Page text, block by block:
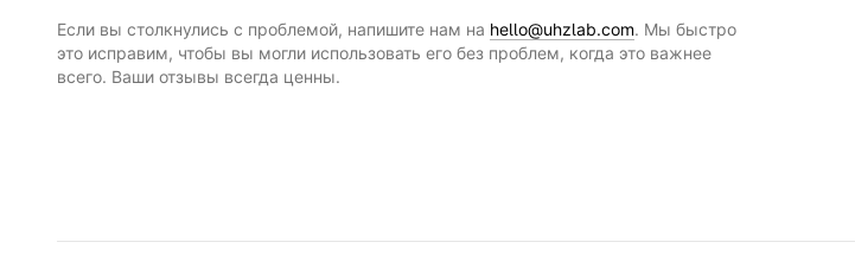
Если вы столкнулись с проблемой, напишите нам на hello@uhzlab.com. Мы быстро
это исправим, чтобы вы могли использовать его без проблем, когда это важнее
всего. Ваши отзывы всегда ценны.